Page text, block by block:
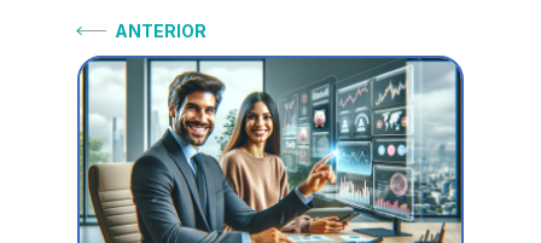
Navegación
entradas
ANTERIOR
Anterior: